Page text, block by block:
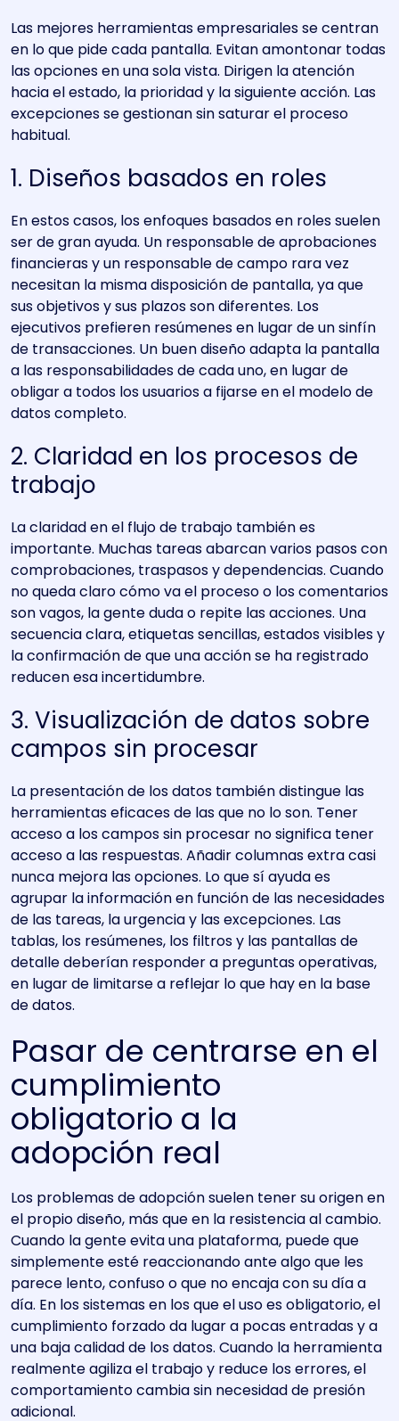
Las mejores herramientas empresariales se centran
en lo que pide cada pantalla. Evitan amontonar todas
las opciones en una sola vista. Dirigen la atención
hacia el estado, la prioridad y la siguiente acción. Las
excepciones se gestionan sin saturar el proceso
habitual.
1. Diseños basados en roles
En estos casos, los enfoques basados en roles suelen
ser de gran ayuda. Un responsable de aprobaciones
financieras y un responsable de campo rara vez
necesitan la misma disposición de pantalla, ya que
sus objetivos y sus plazos son diferentes. Los
ejecutivos prefieren resúmenes en lugar de un sinfín
de transacciones. Un buen diseño adapta la pantalla
a las responsabilidades de cada uno, en lugar de
obligar a todos los usuarios a fijarse en el modelo de
datos completo.
2. Claridad en los procesos de
trabajo
La claridad en el flujo de trabajo también es
importante. Muchas tareas abarcan varios pasos con
comprobaciones, traspasos y dependencias. Cuando
no queda claro cómo va el proceso o los comentarios
son vagos, la gente duda o repite las acciones. Una
secuencia clara, etiquetas sencillas, estados visibles y
la confirmación de que una acción se ha registrado
reducen esa incertidumbre.
3. Visualización de datos sobre
campos sin procesar
La presentación de los datos también distingue las
herramientas eficaces de las que no lo son. Tener
acceso a los campos sin procesar no significa tener
acceso a las respuestas. Añadir columnas extra casi
nunca mejora las opciones. Lo que sí ayuda es
agrupar la información en función de las necesidades
de las tareas, la urgencia y las excepciones. Las
tablas, los resúmenes, los filtros y las pantallas de
detalle deberían responder a preguntas operativas,
en lugar de limitarse a reflejar lo que hay en la base
de datos.
Pasar de centrarse en el
cumplimiento
obligatorio a la
adopción real
Los problemas de adopción suelen tener su origen en
el propio diseño, más que en la resistencia al cambio.
Cuando la gente evita una plataforma, puede que
simplemente esté reaccionando ante algo que les
parece lento, confuso o que no encaja con su día a
día. En los sistemas en los que el uso es obligatorio, el
cumplimiento forzado da lugar a pocas entradas y a
una baja calidad de los datos. Cuando la herramienta
realmente agiliza el trabajo y reduce los errores, el
comportamiento cambia sin necesidad de presión
adicional.